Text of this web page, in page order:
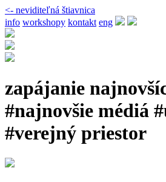
<- neviditeľná štiavnica
info workshopy kontakt eng
zapájanie
#najnovšie médiá
#verejný priestor